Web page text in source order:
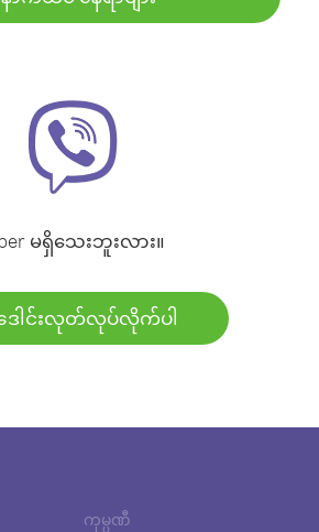
မရှိသေးဘူးလား။
ေါင်းလုတ်လုပ်လိုက်ပါ
ကုမ္ပဏီ